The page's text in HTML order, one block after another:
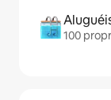
100